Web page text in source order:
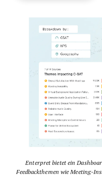
Enterpret bietet ein
Feedbackthemen wie Meeting-